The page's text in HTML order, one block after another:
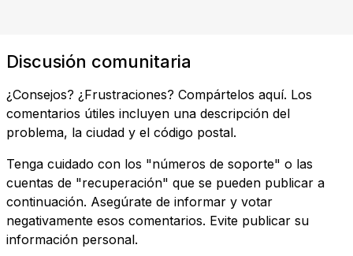
Discusión comunitaria
¿Consejos? ¿Frustraciones? Compártelos aquí. Los
comentarios útiles incluyen una descripción del
problema, la ciudad y el código postal.
Tenga cuidado con los "números de soporte" o las
cuentas de "recuperación" que se pueden publicar a
continuación. Asegúrate de informar y votar
negativamente esos comentarios. Evite publicar su
información personal.